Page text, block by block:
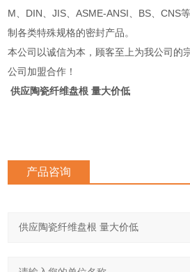
M、DIN、JIS、ASME-ANSI、BS、CNS
制各类特殊规格的密封产品。
本公司以诚信为本，顾客至上为我公司的
公司加盟合作！
供应陶瓷纤维盘根 量大价低
产品咨询